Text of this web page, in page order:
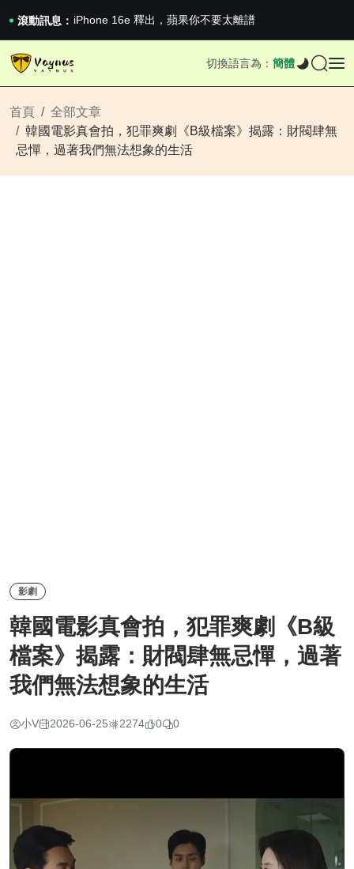
滾動訊息： 2026澳網男單收官：全滿貫對上全滿亞，德約...
《巔峰守衛 Highguard》正式上線，官...
iPhone 16e 釋出，蘋果你不要太離譜
iPhone 16e 釋出，蘋果你不要太離譜
切換語言為： 簡體
首頁
全部文章
韓國電影真會拍，犯罪爽劇《B級檔案》揭露：財閥肆無
忌憚，過著我們無法想象的生活
影劇
韓國電影真會拍，犯罪爽劇《B級
檔案》揭露：財閥肆無忌憚，過著
我們無法想象的生活
小V 2026-06-25 2274 0 0